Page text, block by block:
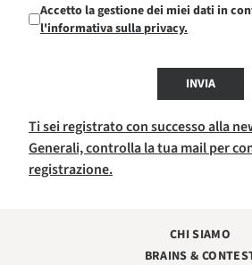
Accetto la gestione dei miei dati in
l'informativa sulla privacy.
INVIA
Ti sei registrato con successo alla
Generali, controlla la tua mail per
registrazione.
CHI SIAMO
BRAINS &